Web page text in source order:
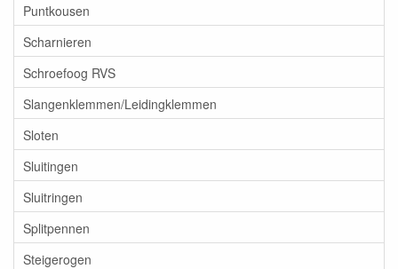
Puntkousen
Scharnieren
Schroefoog RVS
Slangenklemmen/Leidingklemmen
Sloten
Sluitingen
Sluitringen
Splitpennen
Steigerogen